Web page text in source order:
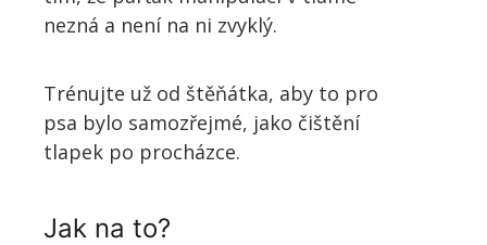
nezná a není na ni zvyklý.
Trénujte už od štěňátka, aby to pro
psa bylo samozřejmé, jako čištění
tlapek po procházce.
Jak na to?